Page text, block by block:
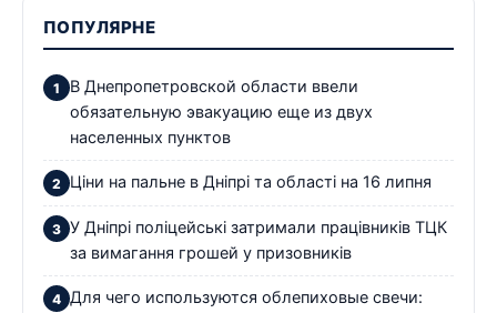
ПОПУЛЯРНЕ
В Днепропетровской области ввели
обязательную эвакуацию еще из двух
населенных пунктов
Ціни на пальне в Дніпрі та області на 16 липня
У Дніпрі поліцейські затримали працівників ТЦК
за вимагання грошей у призовників
Для чего используются облепиховые свечи: